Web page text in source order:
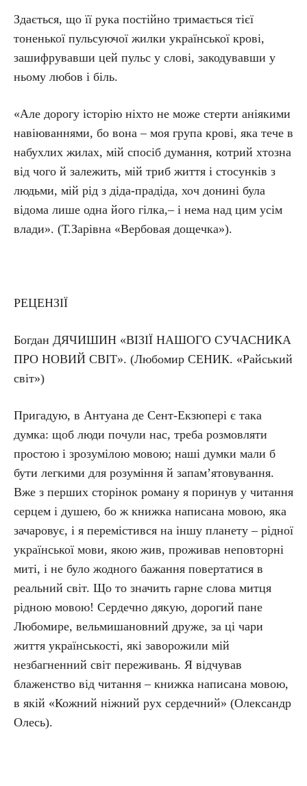
Здається, що її рука постійно тримається тієї
тоненької пульсуючої жилки української крові,
зашифрувавши цей пульс у слові, закодувавши у
ньому любов і біль.
«Але дорогу історію ніхто не може стерти аніякими
навіюваннями, бо вона – моя група крові, яка тече в
набухлих жилах, мій спосіб думання, котрий хтозна
від чого й залежить, мій триб життя і стосунків з
людьми, мій рід з діда-прадіда, хоч донині була
відома лише одна його гілка,– і нема над цим усім
влади». (Т.Зарівна «Вербовая дощечка»).
РЕЦЕНЗІЇ
Богдан ДЯЧИШИН «ВІЗІЇ НАШОГО СУЧАСНИКА
ПРО НОВИЙ СВІТ». (Любомир СЕНИК. «Райський
світ»)
Пригадую, в Антуана де Сент-Екзюпері є така
думка: щоб люди почули нас, треба розмовляти
простою і зрозумілою мовою; наші думки мали б
бути легкими для розуміння й запам’ятовування.
Вже з перших сторінок роману я поринув у читання
серцем і душею, бо ж книжка написана мовою, яка
зачаровує, і я перемістився на іншу планету – рідної
української мови, якою жив, проживав неповторні
миті, і не було жодного бажання повертатися в
реальний світ. Що то значить гарне слова митця
рідною мовою! Сердечно дякую, дорогий пане
Любомире, вельмишановний друже, за ці чари
життя українськості, які заворожили мій
незбагненний світ переживань. Я відчував
блаженство від читання – книжка написана мовою,
в якій «Кожний ніжний рух сердечний» (Олександр
Олесь).